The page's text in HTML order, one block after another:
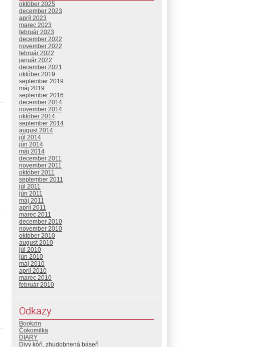
október 2025
december 2023
apríl 2023
marec 2023
február 2023
december 2022
november 2022
február 2022
január 2022
december 2021
október 2019
september 2019
máj 2019
september 2016
december 2014
november 2014
október 2014
september 2014
august 2014
júl 2014
jún 2014
máj 2014
december 2011
november 2011
október 2011
september 2011
júl 2011
jún 2011
máj 2011
apríl 2011
marec 2011
december 2010
november 2010
október 2010
august 2010
júl 2010
jún 2010
máj 2010
apríl 2010
marec 2010
február 2010
Odkazy
Bookzin
Čokomilka
DIARY
Divý kôň, zhudobnená báseň